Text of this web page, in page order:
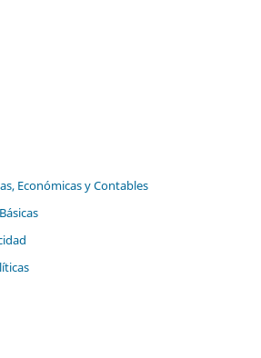
Económicas y Contables